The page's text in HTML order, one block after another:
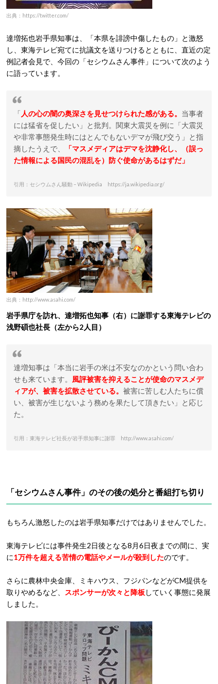
出典：https://twitter.com/
達増拓也岩手県知事は、「本県を誹謗中傷したもの」と激怒
し、東海テレビ宛てに抗議文を送りつけるとともに、直近の定
例記者会見で、今回の「セシウムさん事件」について次のよう
に語っています。
「 人の心の闇の奥深さを見せつけられた感がある。 当事者
には猛省を促したい」と批判。関東大震災を例に「大震災
や非常事態発生時にはとんでもないデマが飛び交う」と指
摘したうえで、
「マスメディアはデマを沈静化し、（誤っ
た情報による国民の混乱を）防ぐ使命があるはずだ」
引用：セシウムさん騒動 – Wikipedia https://ja.wikipedia.org/
出典：http://www.asahi.com/
岩手県庁を訪れ、達増拓也知事（右）に謝罪する東海テレビの
浅野碩也社長（左から2人目）
達増知事は「本当に岩手の米は不安なのかという問い合わ
せも来ています。 風評被害を抑えることが使命のマスメデ
ィアが、被害を拡散させている。 被害に苦しむ人たちに償
い、被害が生じないよう務めを果たして頂きたい」と応じ
た。
引用：東海テレビ社長が岩手県知事に謝罪 http://www.asahi.com/
「セシウムさん事件」のその後の処分と番組打ち切り
もちろん激怒したのは岩手県知事だけではありませんでした。
東海テレビには事件発生2日後となる8月6日夜までの間に、実
に1万件を超える苦情の電話やメールが殺到したのです。
さらに農林中央金庫、ミキハウス、フジパンなどがCM提供を
取りやめるなど、
スポンサーが次々と降板 していく事態に発展
しました。